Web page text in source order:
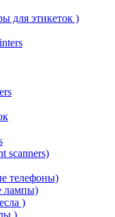
для этикеток )
scanners)
телефоны)
лампы)
)
)